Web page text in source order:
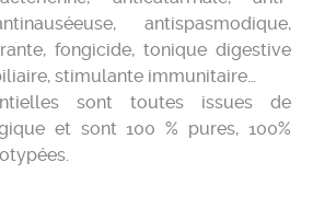
antispasmodique,
fongicide, tonique digestive
stimulante immunitaire…
sont toutes issues de
et sont 100 % pures, 100%